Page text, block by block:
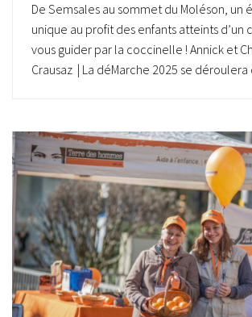
De Semsales au sommet du Moléson, un
unique au profit des enfants atteints d’un
vous guider par la coccinelle ! Annick et
Crausaz | La déMarche 2025 se déroulera